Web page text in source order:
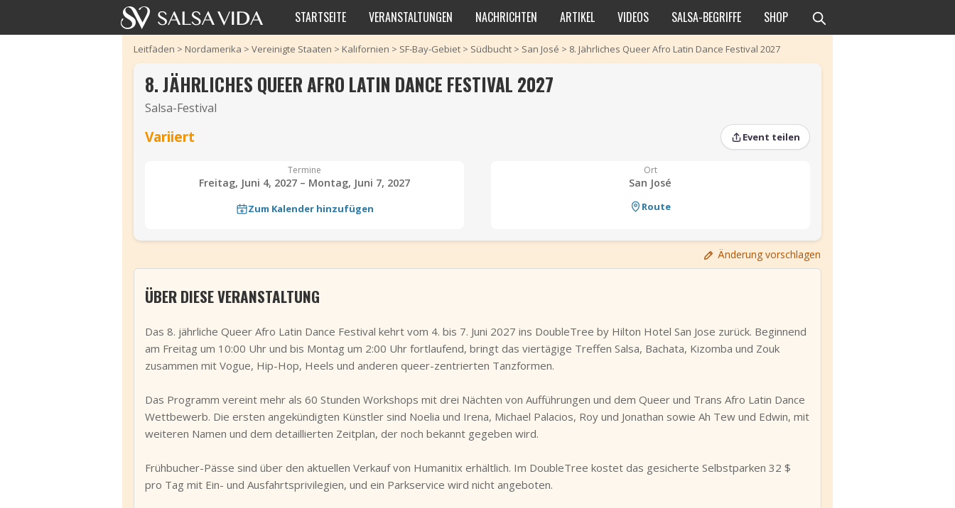
STARTSEITE VERANSTALTUNGEN NACHRICHTEN ARTIKEL VIDEOS SALSA-BEGRIFFE SHOP
Leitfäden > Nordamerika > Vereinigte Staaten > Kalifornien > SF-Bay-Gebiet > Südbucht > San José > 8. Jährliches Queer Afro Latin Dance Festival 2027
‹
8. JÄHRLICHES QUEER AFRO LATIN DANCE FESTIVAL 2027
Salsa-Festival
Variiert Event teilen
Termine
Freitag, Juni 4, 2027 – Montag, Juni 7, 2027
Zum Kalender hinzufügen
Ort
San José
Route
Änderung vorschlagen
ÜBER DIESE VERANSTALTUNG
Das 8. jährliche Queer Afro Latin Dance Festival kehrt vom 4. bis 7. Juni 2027 ins DoubleTree by Hilton Hotel San Jose zurück. Beginnend
am Freitag um 10:00 Uhr und bis Montag um 2:00 Uhr fortlaufend, bringt das viertägige Treffen Salsa, Bachata, Kizomba und Zouk
zusammen mit Vogue, Hip-Hop, Heels und anderen queer-zentrierten Tanzformen.
Das Programm vereint mehr als 60 Stunden Workshops mit drei Nächten von Aufführungen und dem Queer und Trans Afro Latin Dance
Wettbewerb. Die ersten angekündigten Künstler sind Noelia und Irena, Michael Palacios, Roy und Jonathan sowie Ah Tew und Edwin, mit
weiteren Namen und dem detaillierten Zeitplan, der noch bekannt gegeben wird.
Frühbucher-Pässe sind über den aktuellen Verkauf von Humanitix erhältlich. Im DoubleTree kostet das gesicherte Selbstparken 32 $
pro Tag mit Ein- und Ausfahrtsprivilegien, und ein Parkservice wird nicht angeboten.